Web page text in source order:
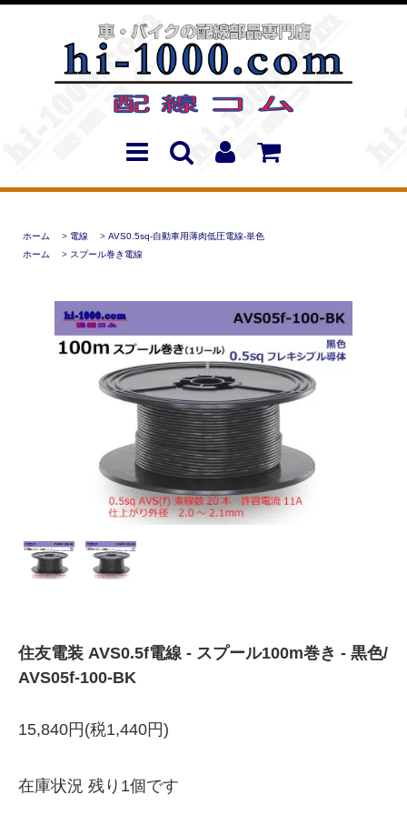
ホーム > 電線 > AVS0.5sq-自動車用薄肉低圧電線-単色
ホーム
> スプール巻き電線
住友電装 AVS0.5f電線 - スプール100m巻き - 黒色/
AVS05f-100-BK
15,840円(税1,440円)
在庫状況 残り1個です